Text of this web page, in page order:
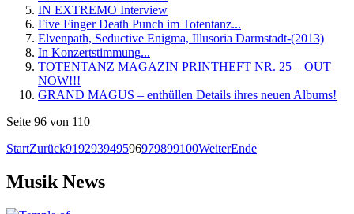
IN EXTREMO Interview
Five Finger Death Punch im Totentanz...
Elvenpath, Seductive Enigma, Illusoria Darmstadt-(2013)
In Konzertstimmung...
TOTENTANZ MAGAZIN PRINTHEFT NR. 25 – OUT
NOW!!!
GRAND MAGUS – enthüllen Details ihres neuen Albums!
Seite 96 von 110
StartZurück919293949596979899100WeiterEnde
Musik News